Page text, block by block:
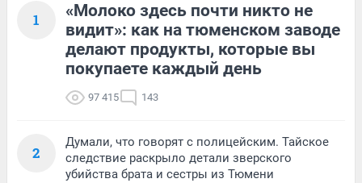
1
«Молоко здесь почти никто не
видит»: как на тюменском заводе
делают продукты, которые вы
покупаете каждый день
97 415 143
2
Думали, что говорят с полицейским. Тайское
следствие раскрыло детали зверского
убийства брата и сестры из Тюмени